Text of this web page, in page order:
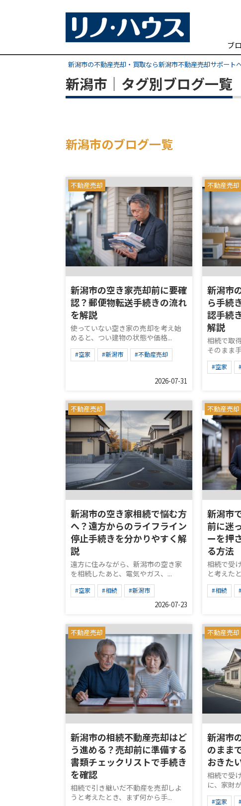
ブ
新潟市の不動産売却・買取なら新潟市不動産売却サポート
新潟市｜タグ別ブログ一覧
新潟市のブログ一覧
不動産売却
新潟市の空き家売却前に要確
認？郵便物転送手続きの流れ
を解説
使っていない空き家の売却を考え始
めると、つい建物の状態や価格...
#空家 #新潟市 #不動産売却
2026-07-31
不動産売却
新潟市
ら手続
認手続
解説
相続で取
そのまま
#空家
不動産売却
新潟市の空き家相続で悩む方
へ？遠方からのライフライン
停止手続きを分かりやすく解
説
遠方に住みながら、新潟市の空き家
を相続したあと、電気やガス、...
#空家 #相続 #新潟市
2026-07-23
不動産売却
新潟市
前に迷
ーを押
る方法
相続で受
と考えた
#相続
不動産売却
新潟市の相続不動産売却はど
う進める？売却前に準備する
書類チェックリストで手続き
を確認
相続で引き継いだ不動産を売却しよ
うと考えたとき、まず何から手...
不動産売却
新潟市
のまま
おきた
相続で受
に、家財
#空家